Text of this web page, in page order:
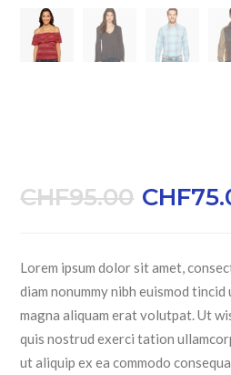
CHF95.00 CHF
Lorem ipsum dolor sit amet,
diam nonummy nibh euismod
magna aliquam erat volutpat. Ut
quis nostrud exerci tation
ut aliquip ex ea commodo